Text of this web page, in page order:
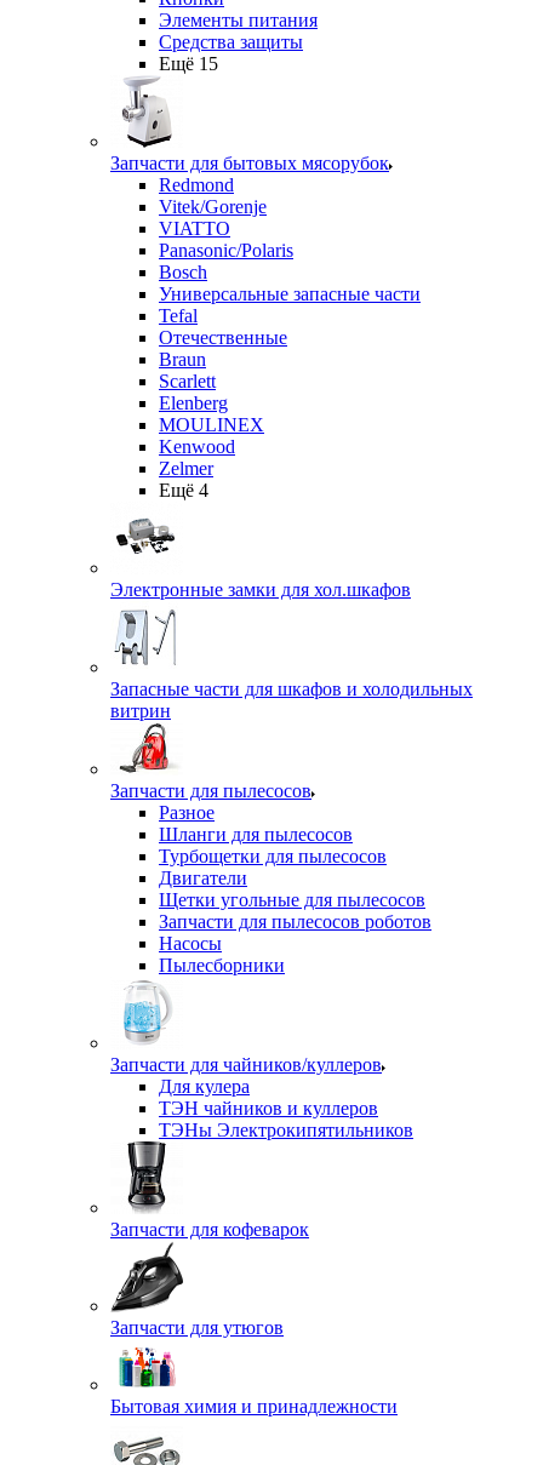
Элементы питания
Средства защиты
Ещё 15
Запчасти для бытовых мясорубок
Redmond
Vitek/Gorenje
VIATTO
Panasonic/Polaris
Bosch
Универсальные запасные части
Tefal
Отечественные
Braun
Scarlett
Elenberg
MOULINEX
Kenwood
Zelmer
Ещё 4
Электронные замки для хол.шкафов
Запасные части для шкафов и холодильных
витрин
Запчасти для пылесосов
Разное
Шланги для пылесосов
Турбощетки для пылесосов
Двигатели
Щетки угольные для пылесосов
Запчасти для пылесосов роботов
Насосы
Пылесборники
Запчасти для чайников/куллеров
Для кулера
ТЭН чайников и куллеров
ТЭНы Электрокипятильников
Запчасти для кофеварок
Запчасти для утюгов
Бытовая химия и принадлежности